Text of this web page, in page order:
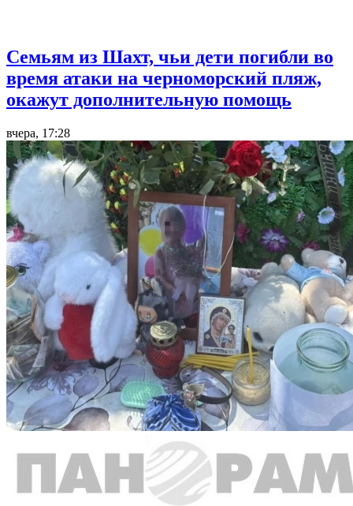
Семьям из Шахт, чьи дети погибли во
время атаки на черноморский пляж,
окажут дополнительную помощь
вчера, 17:28